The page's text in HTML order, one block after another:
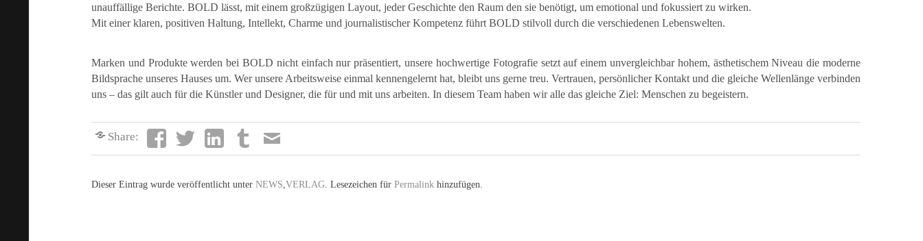
unauffällige Berichte. BOLD lässt, mit einem großzügigen Layout, jeder Geschichte den Raum den sie benötigt, um emotional und fokussiert zu wirken.
Mit einer klaren, positiven Haltung, Intellekt, Charme und journalistischer Kompetenz führt BOLD stilvoll durch die verschiedenen Lebenswelten.
Marken und Produkte werden bei BOLD nicht einfach nur präsentiert, unsere hochwertige Fotografie setzt auf einem unvergleichbar hohem, ästhetischem Niveau die moderne
Bildsprache unseres Hauses um. Wer unsere Arbeitsweise einmal kennengelernt hat, bleibt uns gerne treu. Vertrauen, persönlicher Kontakt und die gleiche Wellenlänge verbinden
uns – das gilt auch für die Künstler und Designer, die für und mit uns arbeiten. In diesem Team haben wir alle das gleiche Ziel: Menschen zu begeistern.
Share:
Dieser Eintrag wurde veröffentlicht unter NEWS VERLAG . Lesezeichen für Permalink hinzufügen.